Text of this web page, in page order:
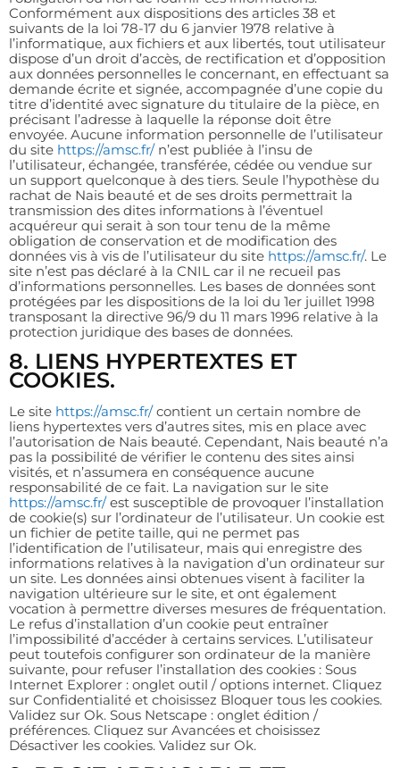
Conformément aux dispositions des articles 38 et
suivants de la loi 78-17 du 6 janvier 1978 relative à
l’informatique, aux fichiers et aux libertés, tout utilisateur
dispose d’un droit d’accès, de rectification et d’opposition
aux données personnelles le concernant, en effectuant sa
demande écrite et signée, accompagnée d’une copie du
titre d’identité avec signature du titulaire de la pièce, en
précisant l’adresse à laquelle la réponse doit être
envoyée. Aucune information personnelle de l’utilisateur
du site https://amsc.fr/n’est publiée à l’insu de
l’utilisateur, échangée, transférée, cédée ou vendue sur
un support quelconque à des tiers. Seule l’hypothèse du
rachat de Nais beauté et de ses droits permettrait la
transmission des dites informations à l’éventuel
acquéreur qui serait à son tour tenu de la même
obligation de conservation et de modification des
données vis à vis de l’utilisateur du site https://amsc.fr/. Le
site n’est pas déclaré à la CNIL car il ne recueil pas
d’informations personnelles. Les bases de données sont
protégées par les dispositions de la loi du 1er juillet 1998
transposant la directive 96/9 du 11 mars 1996 relative à la
protection juridique des bases de données.
8. LIENS HYPERTEXTES ET
COOKIES.
Le site https://amsc.fr/contient un certain nombre de
liens hypertextes vers d’autres sites, mis en place avec
l’autorisation de Nais beauté. Cependant, Nais beauté n’a
pas la possibilité de vérifier le contenu des sites ainsi
visités, et n’assumera en conséquence aucune
responsabilité de ce fait. La navigation sur le site
https://amsc.fr/est susceptible de provoquer l’installation
de cookie(s) sur l’ordinateur de l’utilisateur. Un cookie est
un fichier de petite taille, qui ne permet pas
l’identification de l’utilisateur, mais qui enregistre des
informations relatives à la navigation d’un ordinateur sur
un site. Les données ainsi obtenues visent à faciliter la
navigation ultérieure sur le site, et ont également
vocation à permettre diverses mesures de fréquentation.
Le refus d’installation d’un cookie peut entraîner
l’impossibilité d’accéder à certains services. L’utilisateur
peut toutefois configurer son ordinateur de la manière
suivante, pour refuser l’installation des cookies : Sous
Internet Explorer : onglet outil / options internet. Cliquez
sur Confidentialité et choisissez Bloquer tous les cookies.
Validez sur Ok. Sous Netscape : onglet édition /
préférences. Cliquez sur Avancées et choisissez
Désactiver les cookies. Validez sur Ok.